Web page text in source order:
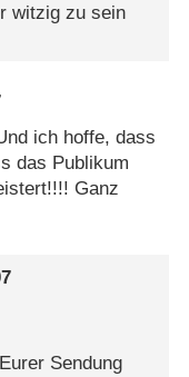
witzig zu sein
ich hoffe, dass
das Publikum
Ganz
Sendung